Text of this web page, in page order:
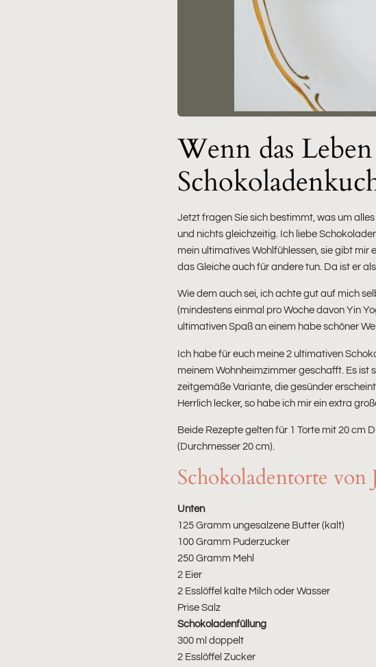
Wenn das
Jetzt fragen Sie sich bestimmt, was um
und nichts gleichzeitig. Ich liebe
mein ultimatives Wohlfühlessen, sie gibt
das Gleiche auch für andere tun. Da ist er
Wie dem auch sei, ich achte gut auf mich
(mindestens einmal pro Woche davon Yin
ultimativen Spaß an einem habe schöner
Ich habe für euch meine 2 ultimativen
meinem Wohnheimzimmer geschafft. Es ist
zeitgemäße Variante, die gesünder
Herrlich lecker, so habe ich mir ein extra
Beide Rezepte gelten für 1 Torte mit 20 cm
(Durchmesser 20 cm).
Schokoladentorte von
Unten
125 Gramm ungesalzene Butter (kalt)
100 Gramm Puderzucker
250 Gramm Mehl
2 Eier
2 Esslöffel kalte Milch oder Wasser
Prise Salz
Schokoladenfüllung
300 ml doppelt
2 Esslöffel Zucker